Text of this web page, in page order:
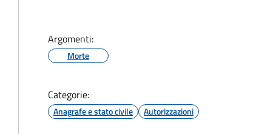
Argomenti:
Morte
Categorie:
Anagrafe e stato civile Autorizzazioni